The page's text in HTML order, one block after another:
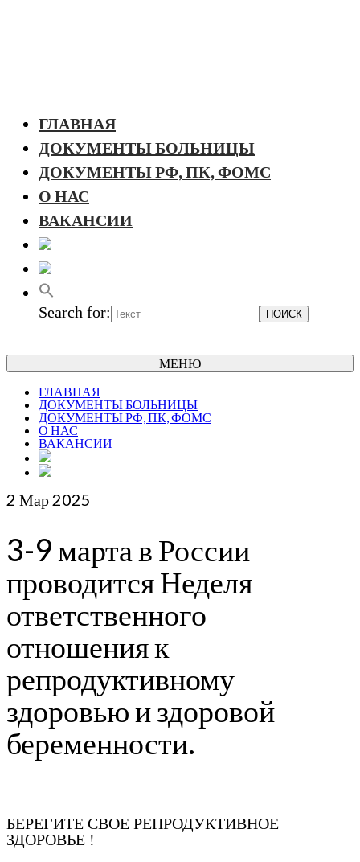
ГЛАВНАЯ
ДОКУМЕНТЫ БОЛЬНИЦЫ
ДОКУМЕНТЫ РФ, ПК, ФОМС
О НАС
ВАКАНСИИ
Search for:
МЕНЮ
ГЛАВНАЯ
ДОКУМЕНТЫ БОЛЬНИЦЫ
ДОКУМЕНТЫ РФ, ПК, ФОМС
О НАС
ВАКАНСИИ
2 Мар 2025
3-9 марта в России
проводится Неделя
ответственного
отношения к
репродуктивному
здоровью и здоровой
беременности.
БЕРЕГИТЕ СВОЕ РЕПРОДУКТИВНОЕ
ЗДОРОВЬЕ !